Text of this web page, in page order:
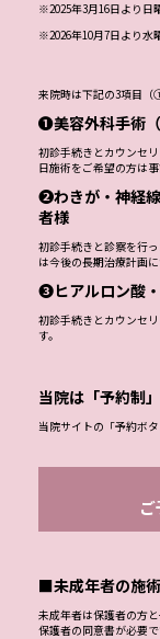
※2025年3月16日より日
※2026年10月7日より水
来院時は下記の3項目（
❶美容外科手術
初診手続きとカウンセ
日施術をご希望の方は
❷わきが・神経
者様
初診手続きと診察を行
は今後の長期治療計画
❸ヒアルロン酸
初診手続きとカウンセ
す。
当院は「予約制
当院サイトの「予約ボ
■未成年者の施
未成年者は保護者の方
保護者の同意書が必要で